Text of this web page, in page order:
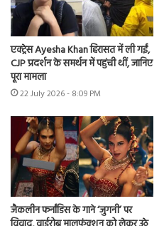
एक्ट्रेस Ayesha Khan हिरासत में ली गईं,
CJP प्रदर्शन के समर्थन में पहुंची थीं, जानिए
पूरा मामला
22 July 2026 - 8:09 PM
जैकलीन फर्नांडिस के गाने ‘जुगनी’ पर